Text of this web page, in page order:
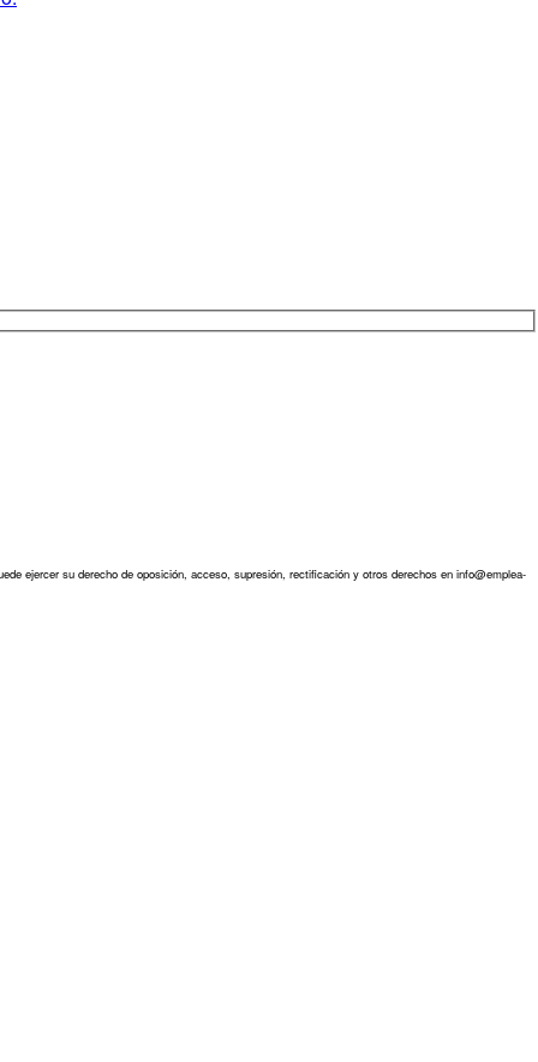
ejercer su derecho de oposición, acceso, supresión, rectificación y otros derechos en info@emplea-